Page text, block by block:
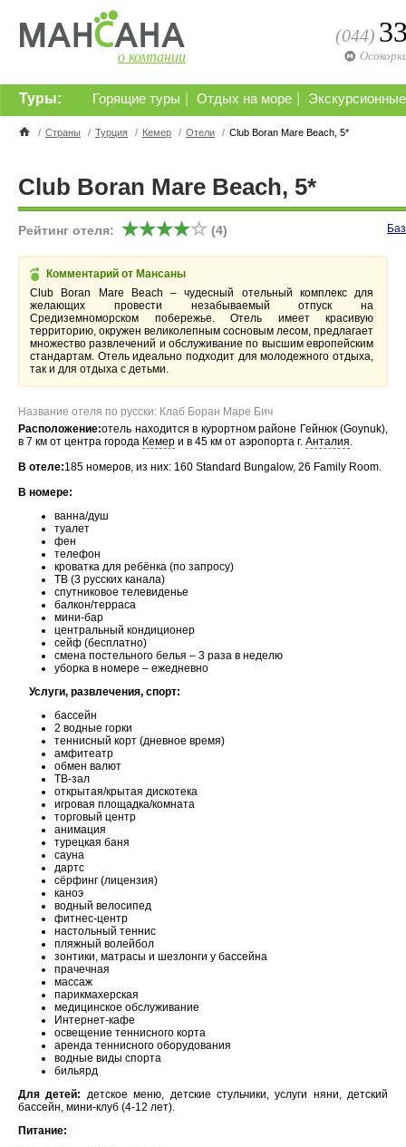
о компании
(044)
Горящие туры Отдых на море
Туры:
/ Страны / Турция / Кемер / Отели / Club Boran Mare Beach, 5*
Club Boran Mare Beach, 5*
Рейтинг отеля: (4)
Комментарий от Мансаны
Club Boran Mare Beach – чудесный отельный комплекс для
желающих провести незабываемый отпуск на
Средиземноморском побережье. Отель имеет красивую
территорию, окружен великолепным сосновым лесом, предлагает
множество развлечений и обслуживание по высшим европейским
стандартам. Отель идеально подходит для молодежного отдыха,
так и для отдыха с детьми.
Название отеля по русски: Клаб Боран Маре Бич
Расположение:отель находится в курортном районе Гейнюк (Goynuk),
в 7 км от центра города Кемер и в 45 км от аэропорта г. Анталия.
В отеле:185 номеров, из них: 160 Standard Bungalow, 26 Family Room.
В номере:
ванна/душ
туалет
фен
телефон
кроватка для ребёнка (по запросу)
ТВ (3 русских канала)
спутниковое телевиденье
балкон/терраса
мини-бар
центральный кондиционер
сейф (бесплатно)
смена постельного белья – 3 раза в неделю
уборка в номере – ежедневно
Услуги, развлечения, спорт:
бассейн
2 водные горки
теннисный корт (дневное время)
амфитеатр
обмен валют
ТВ-зал
открытая/крытая дискотека
игровая площадка/комната
торговый центр
анимация
турецкая баня
сауна
дартс
сёрфинг (лицензия)
каноэ
водный велосипед
фитнес-центр
настольный теннис
пляжный волейбол
зонтики, матрасы и шезлонги у бассейна
прачечная
массаж
парикмахерская
медицинское обслуживание
Интернет-кафе
освещение теннисного корта
аренда теннисного оборудования
водные виды спорта
бильярд
Для детей: детское меню, детские стульчики, услуги няни, детский
бассейн, мини-клуб (4-12 лет).
Питание: